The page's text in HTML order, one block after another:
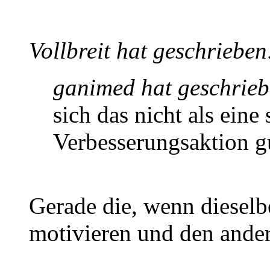
Vollbreit hat
ganimed hat
sich das nicht als eine
Verbesserungsaktion
Gerade die, wenn
motivieren und den